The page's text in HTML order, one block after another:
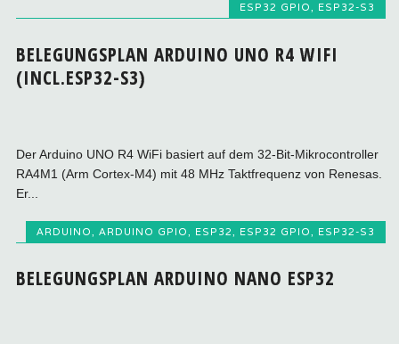
ESP32 GPIO, ESP32-S3
BELEGUNGSPLAN ARDUINO UNO R4 WIFI
(INCL.ESP32-S3)
Der Arduino UNO R4 WiFi basiert auf dem 32-Bit-Mikrocontroller
RA4M1 (Arm Cortex-M4) mit 48 MHz Taktfrequenz von Renesas.
Er...
ARDUINO, ARDUINO GPIO, ESP32, ESP32 GPIO, ESP32-S3
BELEGUNGSPLAN ARDUINO NANO ESP32